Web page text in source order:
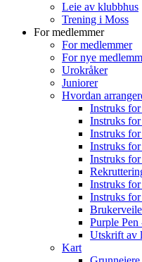
Leie av klubbhus
Trening i Moss
For medlemmer
For medlemmer
For nye
Urokråker
Juniorer
Hvordan
Instruks
Instruks
Instruks
Instruks
Instruks
Instruks
Instruks
Purple Pen
Utskrift av
Kart